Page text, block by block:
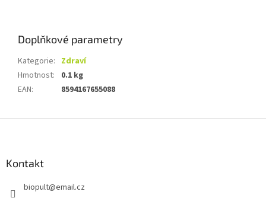
Doplňkové parametry
Kategorie: Zdraví
Hmotnost:
0.1 kg
EAN: 8594167655088
Kontakt
biopult@email.cz